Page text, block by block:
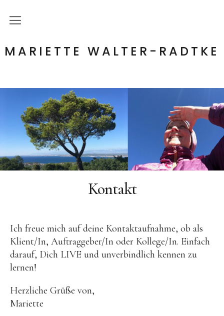
MARIETTE WALTER-RADTKE
Startseite
Sängerin
Kontakt
Kontakt
Ich freue mich auf deine Kontaktaufnahme, ob als
Klient/In, Auftraggeber/In oder Kollege/In. Einfach
darauf, Dich LIVE und unverbindlich kennen zu
lernen!
Herzliche Grüße von,
Mariette